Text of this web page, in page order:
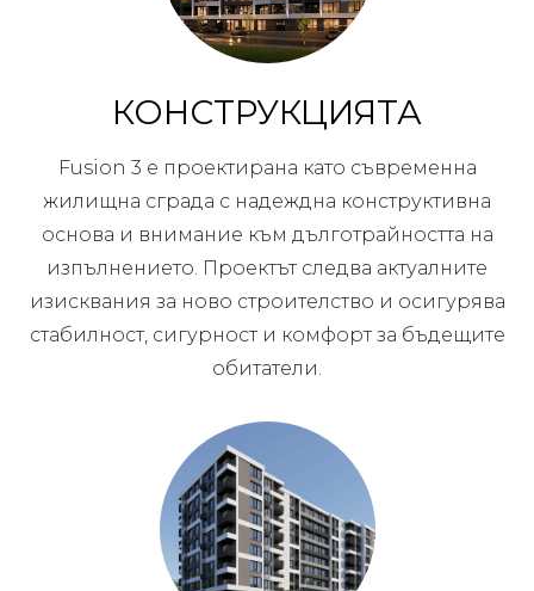
КОНСТРУКЦИЯТА
Fusion 3 е проектирана като съвременна
жилищна сграда с надеждна конструктивна
основа и внимание към дълготрайността на
изпълнението. Проектът следва актуалните
изисквания за ново строителство и осигурява
стабилност, сигурност и комфорт за бъдещите
обитатели.